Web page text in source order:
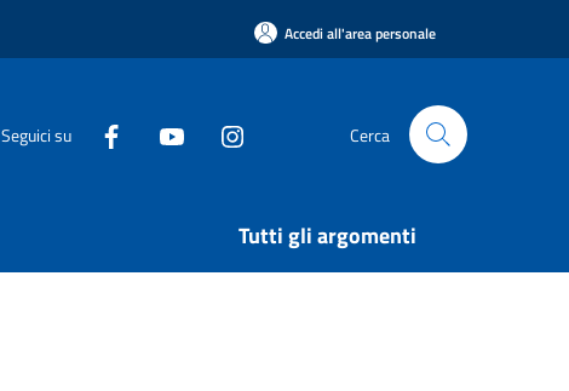
Accedi all'area personale
Seguici su Cerca
Tutti gli argomenti